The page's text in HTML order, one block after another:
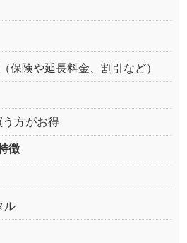
保険や延長料金、割引など）
方がお得
徴
ル